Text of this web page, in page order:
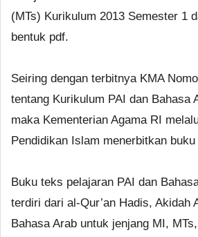
(MTs) Kurikulum 2013 Semester 1
bentuk pdf.
Seiring dengan terbitnya KMA
tentang Kurikulum PAI dan Bahasa
maka Kementerian Agama RI
Pendidikan Islam menerbitkan
Buku teks pelajaran PAI dan
terdiri dari al-Qur’an Hadis, Akidah
Bahasa Arab untuk jenjang MI,